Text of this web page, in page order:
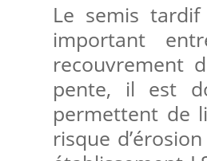
Le semis
important
recouvrement
pente, il est
permettent de
risque